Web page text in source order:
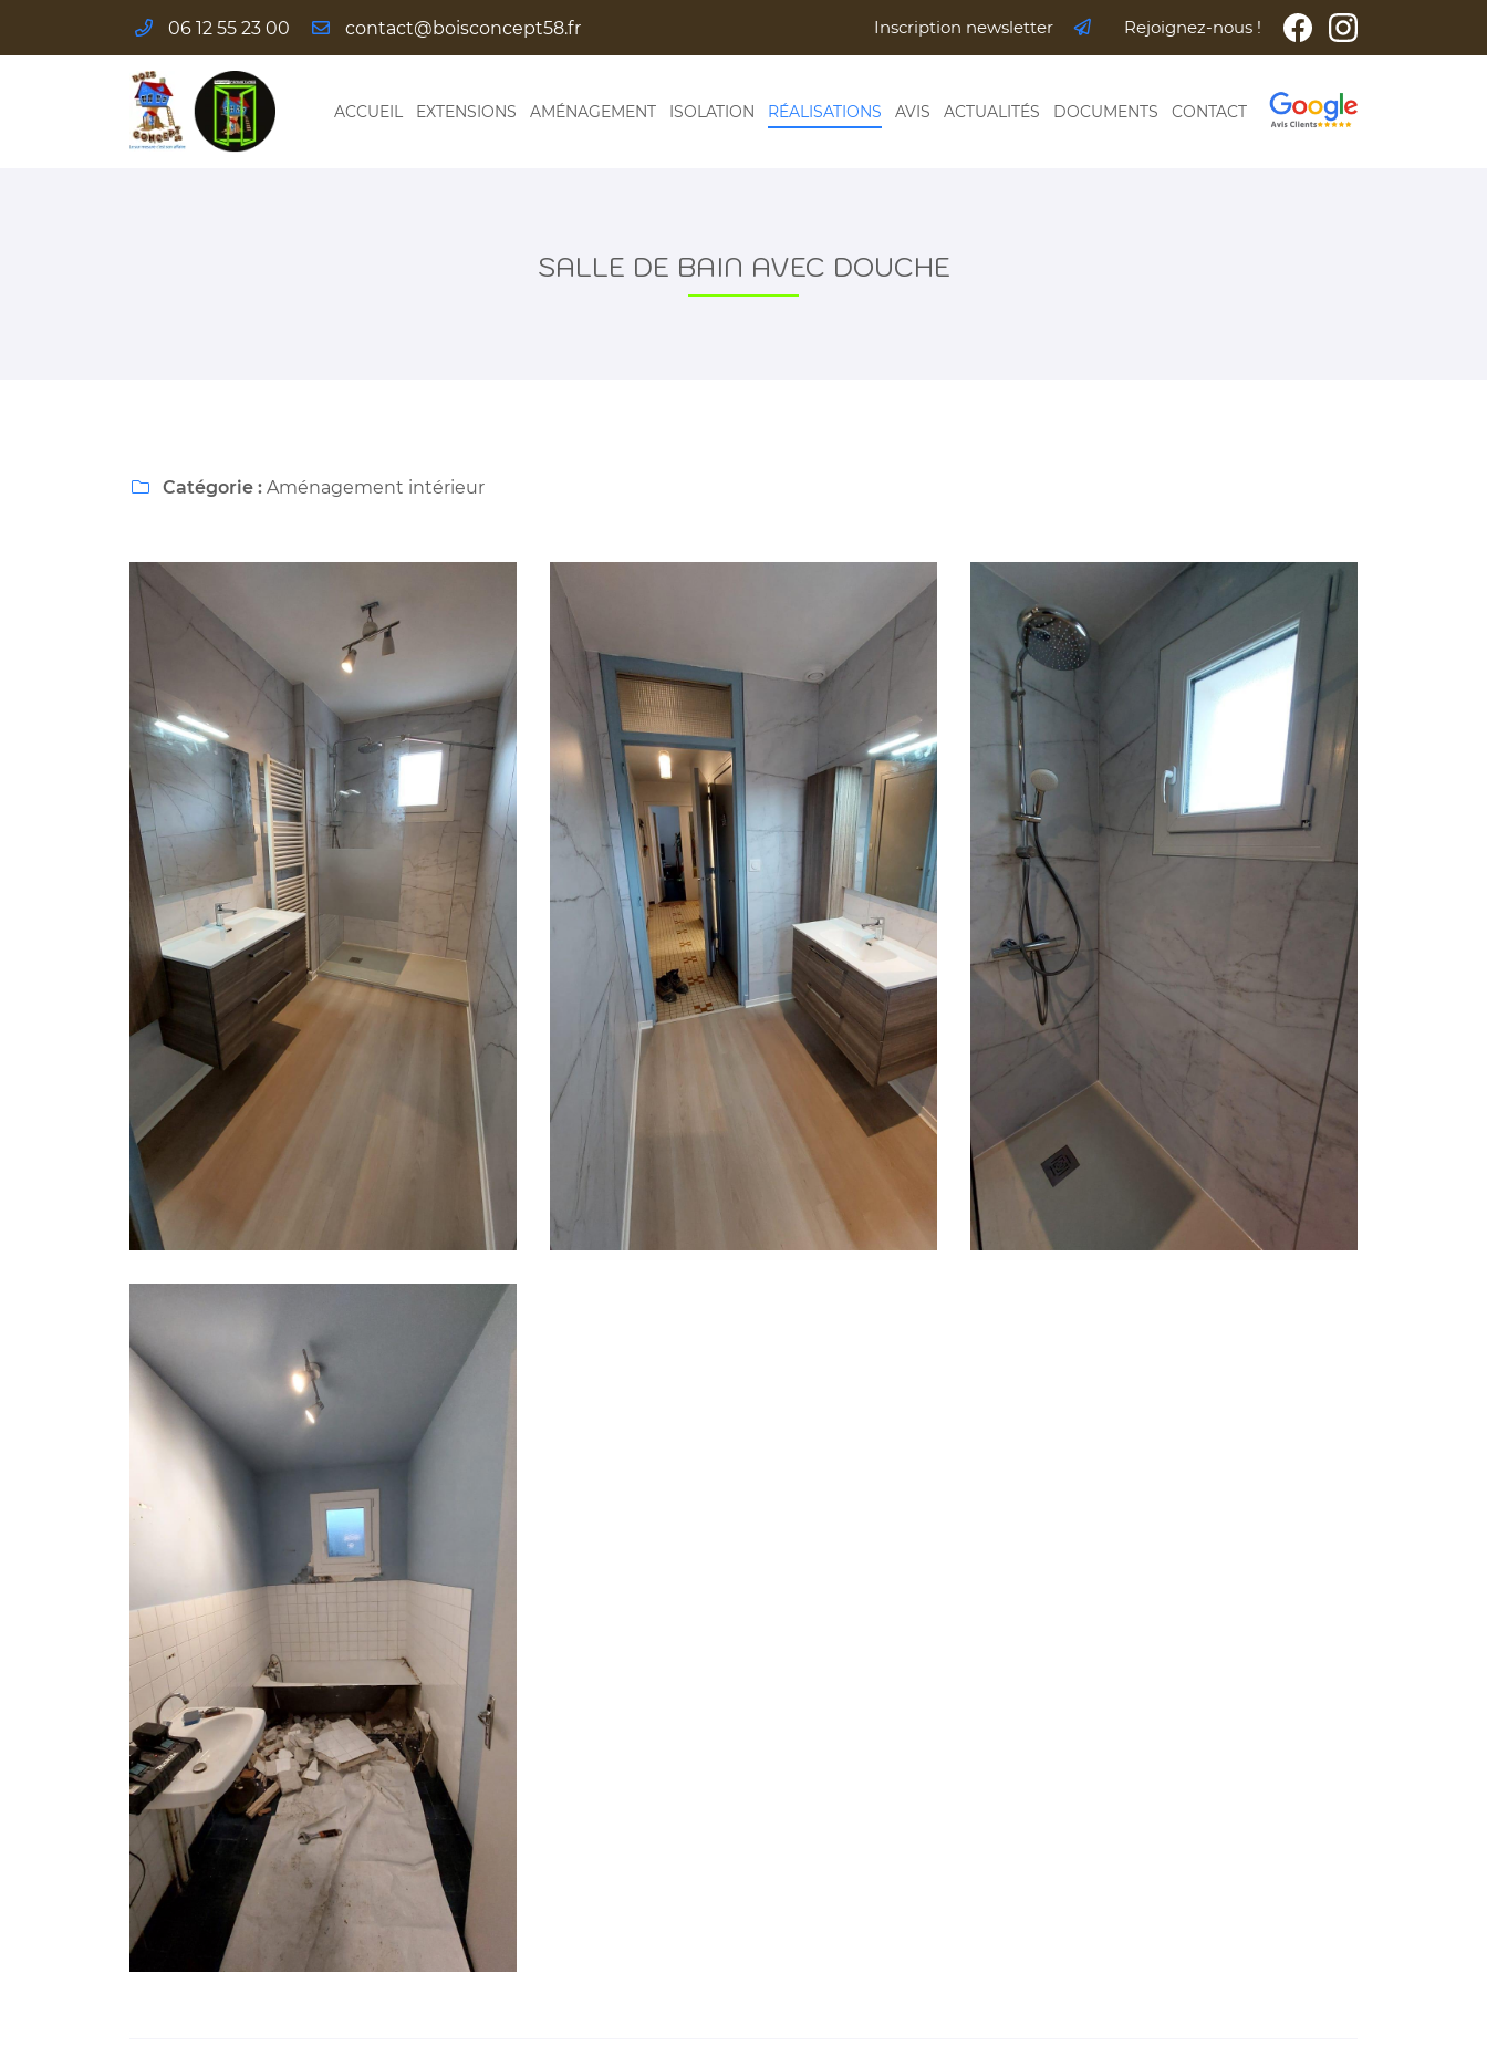
06 12 55 23 00 Inscription newsletter Rejoignez-nous !
ACCUEIL EXTENSIONS AMÉNAGEMENT ISOLATION RÉALISATIONS AVIS ACTUALITÉS DOCUMENTS CONTACT
06 12 55 23 00
Rafraîchir le captcha
En cochant cette case, vous consentez à recevoir nos propositions commerciales
à l'adresse email indiqué ci-dessus. Vous pouvez vous désinscrire à tout moment
le formulaire de désinscription
Inscription
SALLE DE BAIN AVEC DOUCHE
 Catégorie : Aménagement intérieur